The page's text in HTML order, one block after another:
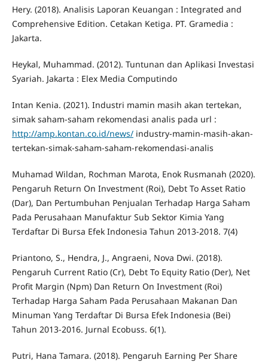
Hery. (2018). Analisis Laporan Keuangan : Integrated and
Comprehensive Edition. Cetakan Ketiga. PT. Gramedia :
Jakarta.
Heykal, Muhammad. (2012). Tuntunan dan Aplikasi Investasi
Syariah. Jakarta : Elex Media Computindo
Intan Kenia. (2021). Industri mamin masih akan tertekan,
simak saham-saham rekomendasi analis pada url :
http://amp.kontan.co.id/news/industry-mamin-masih-akan-
tertekan-simak-saham-saham-rekomendasi-analis
Muhamad Wildan, Rochman Marota, Enok Rusmanah (2020).
Pengaruh Return On Investment (Roi), Debt To Asset Ratio
(Dar), Dan Pertumbuhan Penjualan Terhadap Harga Saham
Pada Perusahaan Manufaktur Sub Sektor Kimia Yang
Terdaftar Di Bursa Efek Indonesia Tahun 2013-2018. 7(4)
Priantono, S., Hendra, J., Angraeni, Nova Dwi. (2018).
Pengaruh Current Ratio (Cr), Debt To Equity Ratio (Der), Net
Profit Margin (Npm) Dan Return On Investment (Roi)
Terhadap Harga Saham Pada Perusahaan Makanan Dan
Minuman Yang Terdaftar Di Bursa Efek Indonesia (Bei)
Tahun 2013-2016. Jurnal Ecobuss. 6(1).
Putri, Hana Tamara. (2018). Pengaruh Earning Per Share